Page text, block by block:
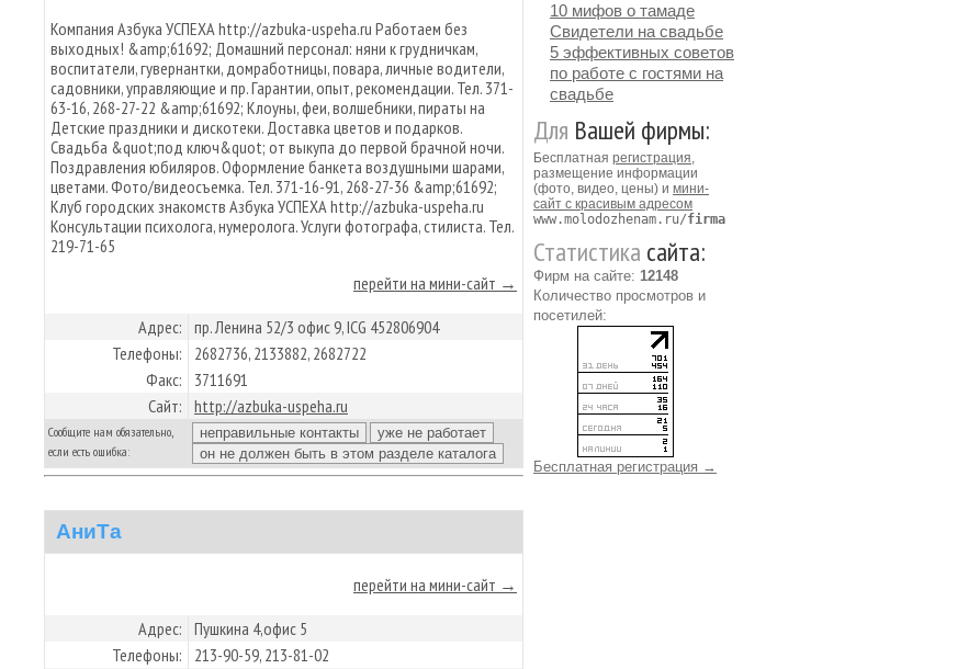
Компания Азбука УСПЕХА http://azbuka-uspeha.ru Работаем без
выходных! &amp;61692; Домашний персонал: няни к грудничкам,
воспитатели, гувернантки, домработницы, повара, личные водители,
садовники, управляющие и пр. Гарантии, опыт, рекомендации. Тел. 371-
63-16, 268-27-22 &amp;61692; Клоуны, феи, волшебники, пираты на
Детские праздники и дискотеки. Доставка цветов и подарков.
Свадьба &quot;под ключ&quot; от выкупа до первой брачной ночи.
Поздравления юбиляров. Оформление банкета воздушными шарами,
цветами. Фото/видеосъемка. Тел. 371-16-91, 268-27-36 &amp;61692;
Клуб городских знакомств Азбука УСПЕХА http://azbuka-uspeha.ru
Консультации психолога, нумеролога. Услуги фотографа, стилиста. Тел.
219-71-65
перейти на мини-сайт →
Адрес: пр. Ленина 52/3 офис 9, ICG 452806904
Телефоны:
2682736, 2133882, 2682722
Факс:
3711691
Сайт: http://azbuka-uspeha.ru
Сообщите нам обязательно,
если есть ошибка:
АниТа
перейти на мини-сайт →
Адрес: Пушкина 4,офис 5
Телефоны:
213-90-59, 213-81-02
10 мифов о тамаде
Свидетели на свадьбе
5 эффективных советов
по работе с гостями на
свадьбе
Для Вашей фирмы:
Бесплатная регистрация,
размещение информации
(фото, видео, цены) и мини-
сайт с красивым адресом
www.molodozhenam.ru/firma
Статистика сайта:
Фирм на сайте: 12148
Количество просмотров и
посетилей:
Бесплатная регистрация →